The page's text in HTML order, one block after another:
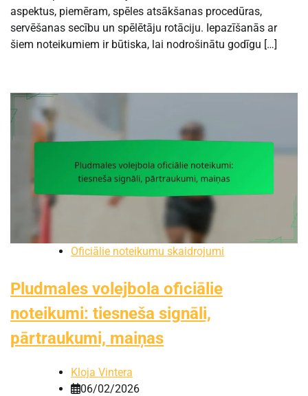
aspektus, piemēram, spēles atsākšanas procedūras,
servēšanas secību un spēlētāju rotāciju. Iepazīšanās ar
šiem noteikumiem ir būtiska, lai nodrošinātu godīgu […]
Oficiālie noteikumu skaidrojumi
Pludmales volejbola oficiālie
noteikumi: tiesneša signāli,
pārtraukumi, maiņas
Kloja Vintera
06/02/2026